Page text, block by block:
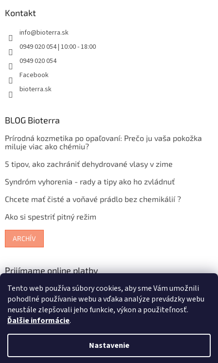
Tento web používa súbory cookies, aby sme Vám umožnili
pohodlné používanie webu a vďaka analýze prevádzky webu
neustále zlepšovali jeho funkcie, výkon a použiteľnosť.
Ďalšie informácie.
Nastavenie
Kontakt
info@bioterra.sk
0949 020 054 | 10:00 - 18:00
0949 020 054
Facebook
bioterra.sk
BLOG Bioterra
Prírodná kozmetika po opaľovaní: Prečo ju vaša pokožka
miluje viac ako chémiu?
5 tipov, ako zachrániť dehydrované vlasy v zime
Syndróm vyhorenia - rady a tipy ako ho zvládnuť
Chcete mať čisté a voňavé prádlo bez chemikálií ?
Ako si spestriť pitný režim
ARCHÍV
Prijímame online platby